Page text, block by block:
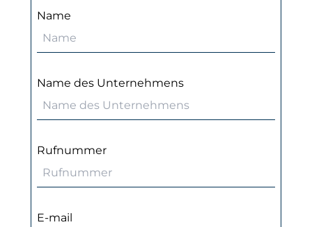
Name
Name des Unternehmens
Rufnummer
E-mail